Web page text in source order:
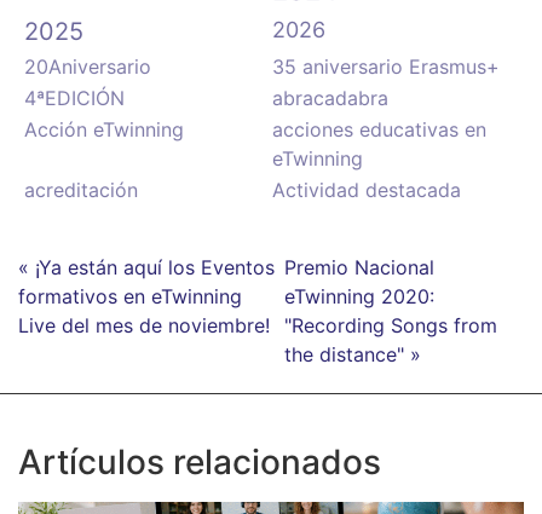
2025 2026
20Aniversario
35 aniversario Erasmus+
4ªEDICIÓN
abracadabra
Acción eTwinning
acciones educativas en
eTwinning
acreditación
Actividad destacada
« ¡Ya están aquí los Eventos
formativos en eTwinning
Live del mes de noviembre!
Premio Nacional
eTwinning 2020:
"Recording Songs from
the distance" »
Artículos relacionados